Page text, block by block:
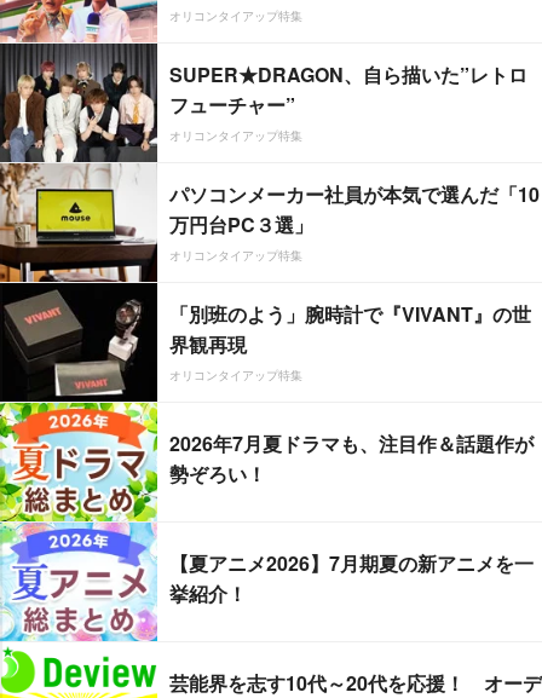
オリコンタイアップ特集
SUPER★DRAGON、自ら描いた”レトロ
フューチャー”
オリコンタイアップ特集
パソコンメーカー社員が本気で選んだ「10
万円台PC３選」
オリコンタイアップ特集
「別班のよう」腕時計で『VIVANT』の世
界観再現
オリコンタイアップ特集
2026年7月夏ドラマも、注目作＆話題作が
勢ぞろい！
【夏アニメ2026】7月期夏の新アニメを一
挙紹介！
芸能界を志す10代～20代を応援！ オーデ